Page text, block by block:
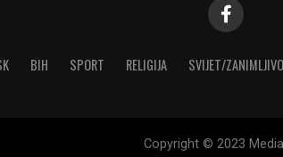
BIH SPORT RELIGIJA SVIJET/ZANIMLJIVO
Copyright © 2023